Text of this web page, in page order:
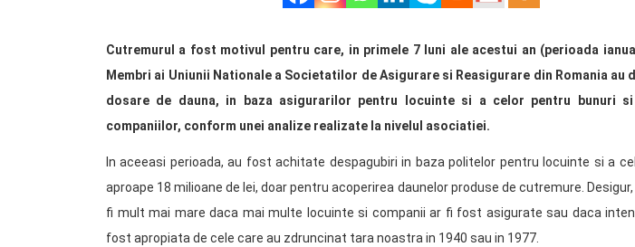
Cutremurul a fost motivul pentru care, in primele 7 luni ale acestui an (perioada
Membri ai Uniunii Nationale a Societatilor de Asigurare si Reasigurare din Romania au
dosare de dauna, in baza asigurarilor pentru locuinte si a celor pentru bunuri
companiilor, conform unei analize realizate la nivelul asociatiei.
In aceeasi perioada, au fost achitate despagubiri in baza politelor pentru locuinte si a
aproape 18 milioane de lei, doar pentru acoperirea daunelor produse de cutremure.
fi mult mai mare daca mai multe locuinte si companii ar fi fost asigurate sau daca
fost apropiata de cele care au zdruncinat tara noastra in 1940 sau in 1977.